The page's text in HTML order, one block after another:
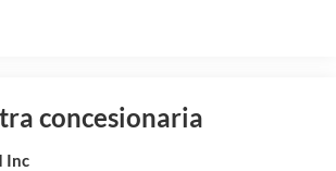
concesionaria
Inc